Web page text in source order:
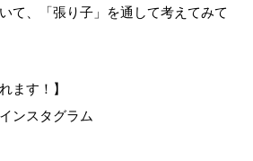
て、「張り子」を通して考えてみて
ます！】
ンスタグラム